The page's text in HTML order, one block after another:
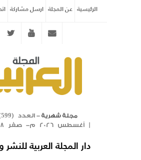
الرئيسية عن المجلة ارسل مشاركة
Twitter youtube
مجلة شهرية- العدد ( 599
)
| أغسطس 2026 م- صفر 1448 هـ
دار المجلة العربية للنشر